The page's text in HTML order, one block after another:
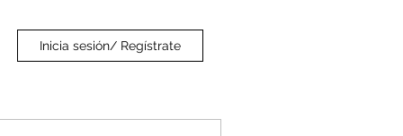
Inicia sesión/ Regístrate